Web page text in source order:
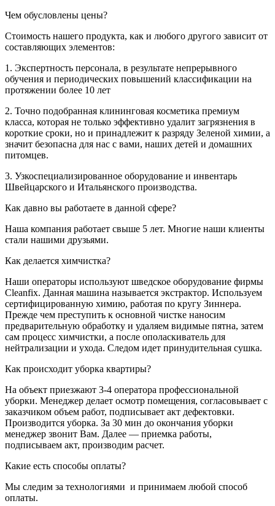
Чем обусловлены цены?
Стоимость нашего продукта, как и любого другого зависит от
составляющих элементов:
1. Экспертность персонала, в результате непрерывного
обучения и периодических повышений классификации на
протяжении более 10 лет
2. Точно подобранная клининговая косметика премиум
класса, которая не только эффективно удалит загрязнения в
короткие сроки, но и принадлежит к разряду Зеленой химии, а
значит безопасна для нас с вами, наших детей и домашних
питомцев.
3. Узкоспециализированное оборудование и инвентарь
Швейцарского и Итальянского производства.
Как давно вы работаете в данной сфере?
Наша компания работает свыше 5 лет. Многие наши клиенты
стали нашими друзьями.
Как делается химчистка?
Наши операторы используют шведское оборудование фирмы
Cleanfix. Данная машина называется экстрактор. Используем
сертифицированную химию, работая по кругу Зиннера.
Прежде чем преступить к основной чистке наносим
предварительную обработку и удаляем видимые пятна, затем
сам процесс химчистки, а после ополаскиватель для
нейтрализации и ухода. Следом идет принудительная сушка.
Как происходит уборка квартиры?
На объект приезжают 3-4 оператора профессиональной
уборки. Менеджер делает осмотр помещения, согласовывает с
заказчиком объем работ, подписывает акт дефектовки.
Производится уборка. За 30 мин до окончания уборки
менеджер звонит Вам. Далее — приемка работы,
подписываем акт, производим расчет.
Какие есть способы оплаты?
Мы следим за технологиями и принимаем любой способ
оплаты.